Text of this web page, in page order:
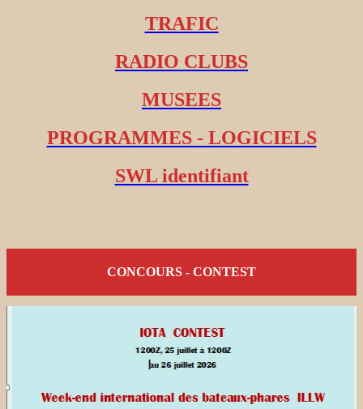
TRAFIC
RADIO CLUBS
MUSEES
PROGRAMMES - LOGICIELS
SWL identifiant
CONCOURS - CONTEST